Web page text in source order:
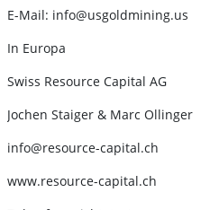
E-Mail: info@usgoldmining.us
In Europa
Swiss Resource Capital AG
Jochen Staiger & Marc Ollinger
info@resource-capital.ch
www.resource-capital.ch